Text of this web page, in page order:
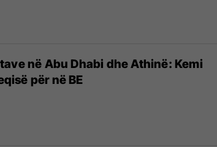
në Abu Dhabi dhe Athinë: Kemi
për në BE